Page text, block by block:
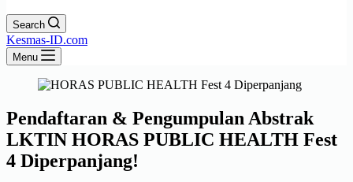
Search
Kesmas-ID.com
Menu
Pendaftaran & Pengumpulan Abstrak
LKTIN HORAS PUBLIC HEALTH Fest
4 Diperpanjang!